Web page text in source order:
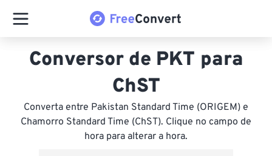
Conversor de PKT para
ChST
Converta entre Pakistan Standard Time (ORIGEM) e
Chamorro Standard Time (ChST). Clique no campo de
hora para alterar a hora.